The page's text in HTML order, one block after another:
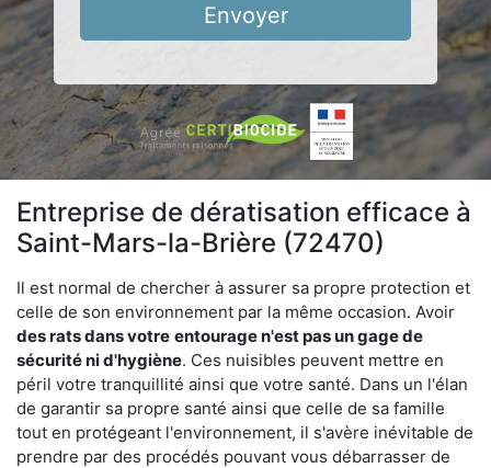
Envoyer
Entreprise de dératisation efficace à
Saint-Mars-la-Brière (72470)
Il est normal de chercher à assurer sa propre protection et
celle de son environnement par la même occasion. Avoir
des rats dans votre entourage n'est pas un gage de
sécurité ni d'hygiène. Ces nuisibles peuvent mettre en
péril votre tranquillité ainsi que votre santé. Dans un l'élan
de garantir sa propre santé ainsi que celle de sa famille
tout en protégeant l'environnement, il s'avère inévitable de
prendre par des procédés pouvant vous débarrasser de